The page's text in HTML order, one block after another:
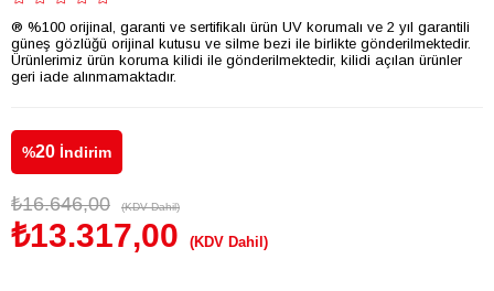
® %100 orijinal, garanti ve sertifikalı ürün UV korumalı ve 2 yıl garantili
güneş gözlüğü orijinal kutusu ve silme bezi ile birlikte gönderilmektedir.
Ürünlerimiz ürün koruma kilidi ile gönderilmektedir, kilidi açılan ürünler
geri iade alınmamaktadır.
%20 İndirim
₺16.646,00 (KDV Dahil)
₺13.317,00 (KDV Dahil)